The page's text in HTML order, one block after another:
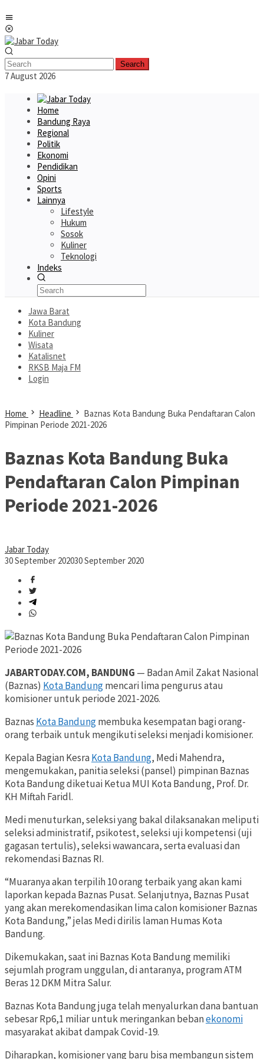
to
content
Search
7 August 2026
Home
Bandung Raya
Regional
Politik
Ekonomi
Pendidikan
Opini
Sports
Lainnya
Lifestyle
Hukum
Sosok
Kuliner
Teknologi
Indeks
Jawa Barat
Kota Bandung
Kuliner
Wisata
Katalisnet
RKSB Maja FM
Login
Home Headline
Baznas Kota Bandung Buka Pendaftaran Calon
Pimpinan Periode 2021-2026
Baznas Kota Bandung Buka
Pendaftaran Calon Pimpinan
Periode 2021-2026
Jabar Today
30 September 202030 September 2020
JABARTODAY.COM, BANDUNG — Badan Amil Zakat Nasional
(Baznas) Kota Bandungmencari lima pengurus atau
komisioner untuk periode 2021-2026.
Baznas Kota Bandungmembuka kesempatan bagi orang-
orang terbaik untuk mengikuti seleksi menjadi komisioner.
Kepala Bagian KesraKota Bandung, Medi Mahendra,
mengemukakan, panitia seleksi (pansel) pimpinan Baznas
Kota Bandung diketuai Ketua MUI Kota Bandung, Prof. Dr.
KH Miftah Faridl.
Medi menuturkan, seleksi yang bakal dilaksanakan meliputi
seleksi administratif, psikotest, seleksi uji kompetensi (uji
gagasan tertulis), seleksi wawancara, serta evaluasi dan
rekomendasi Baznas RI.
“Muaranya akan terpilih 10 orang terbaik yang akan kami
laporkan kepada Baznas Pusat. Selanjutnya, Baznas Pusat
yang akan merekomendasikan lima calon komisioner Baznas
Kota Bandung,” jelas Medi dirilis laman Humas Kota
Bandung.
Dikemukakan, saat ini Baznas Kota Bandung memiliki
sejumlah program unggulan, di antaranya, program ATM
Beras 12 DKM Mitra Salur.
Baznas Kota Bandung juga telah menyalurkan dana bantuan
sebesar Rp6,1 miliar untuk meringankan bebanekonomi
masyarakat akibat dampak Covid-19.
Diharapkan, komisioner yang baru bisa membangun sistem